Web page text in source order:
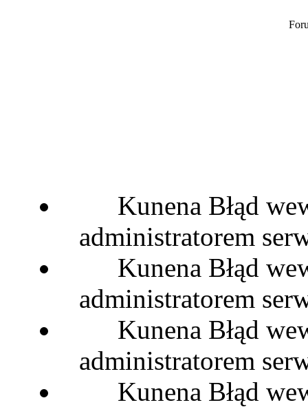
Kunena Błąd
administratorem
Kunena Błąd
administratorem
Kunena Błąd
administratorem
Kunena Błąd